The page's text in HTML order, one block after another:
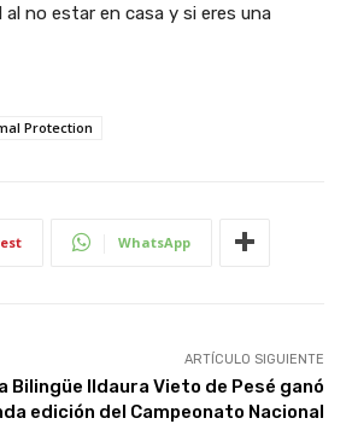
no estar en casa y si eres una
Protection
WhatsApp
ARTÍCULO SIGUIENTE
Bilingüe Ildaura Vieto de Pesé ganó
edición del Campeonato Nacional